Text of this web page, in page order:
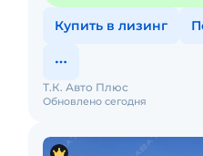
Купить в лизинг
Обновлено сегодня
Т.К. Авто Плюс